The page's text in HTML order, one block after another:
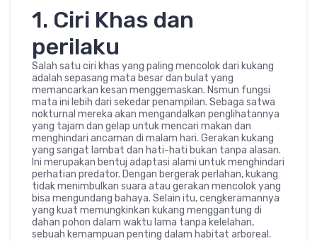
1. Ciri Khas dan
perilaku
Salah satu ciri khas yang paling mencolok dari kukang
adalah sepasang mata besar dan bulat yang
memancarkan kesan menggemaskan. Nsmun fungsi
mata ini lebih dari sekedar penampilan. Sebaga satwa
nokturnal mereka akan mengandalkan penglihatannya
yang tajam dan gelap untuk mencari makan dan
menghindari ancaman di malam hari. Gerakan kukang
yang sangat lambat dan hati-hati bukan tanpa alasan.
Ini merupakan bentuj adaptasi alami untuk menghindari
perhatian predator. Dengan bergerak perlahan, kukang
tidak menimbulkan suara atau gerakan mencolok yang
bisa mengundang bahaya. Selain itu, cengkeramannya
yang kuat memungkinkan kukang menggantung di
dahan pohon dalam waktu lama tanpa kelelahan,
sebuah kemampuan penting dalam habitat arboreal.